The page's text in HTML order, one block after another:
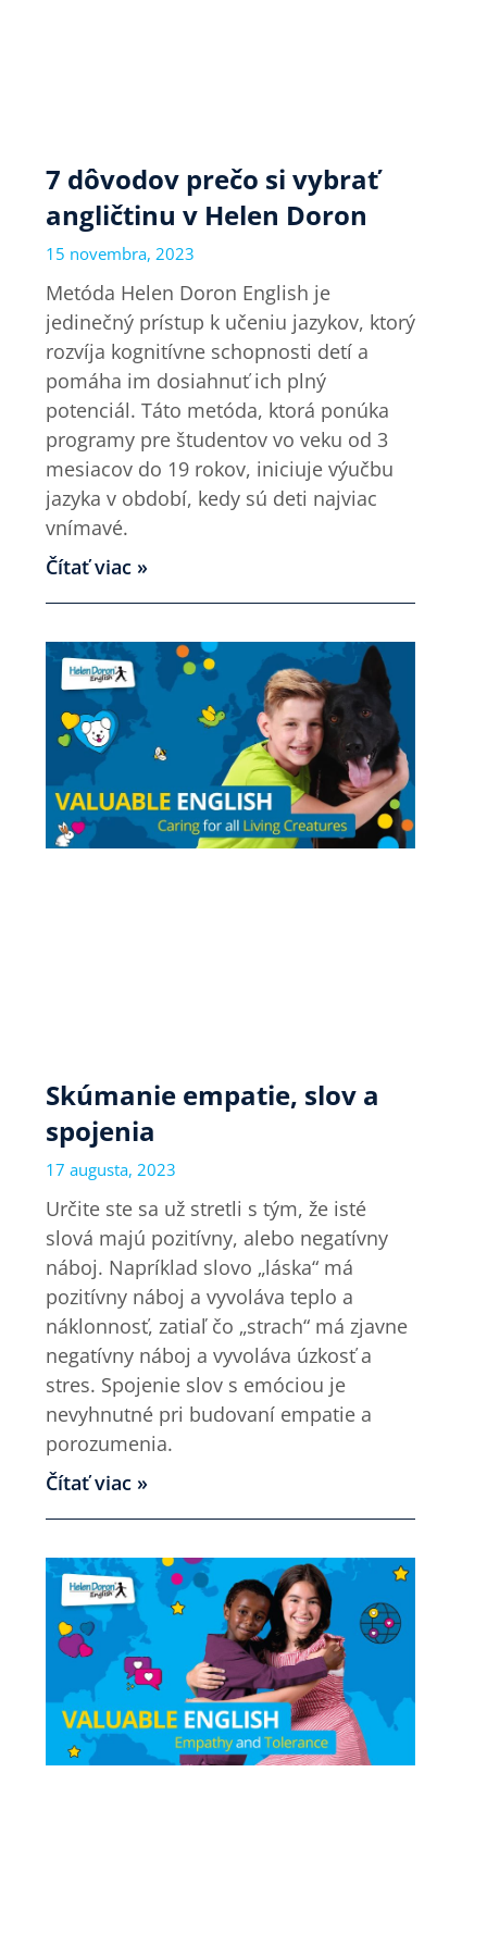
7 dôvodov prečo si vybrať
angličtinu v Helen Doron
15 novembra, 2023
Metóda Helen Doron English je
jedinečný prístup k učeniu jazykov, ktorý
rozvíja kognitívne schopnosti detí a
pomáha im dosiahnuť ich plný
potenciál. Táto metóda, ktorá ponúka
programy pre študentov vo veku od 3
mesiacov do 19 rokov, iniciuje výučbu
jazyka v období, kedy sú deti najviac
vnímavé.
Čítať viac »
Skúmanie empatie, slov a
spojenia
17 augusta, 2023
Určite ste sa už stretli s tým, že isté
slová majú pozitívny, alebo negatívny
náboj. Napríklad slovo „láska“ má
pozitívny náboj a vyvoláva teplo a
náklonnosť, zatiaľ čo „strach“ má zjavne
negatívny náboj a vyvoláva úzkosť a
stres. Spojenie slov s emóciou je
nevyhnutné pri budovaní empatie a
porozumenia.
Čítať viac »